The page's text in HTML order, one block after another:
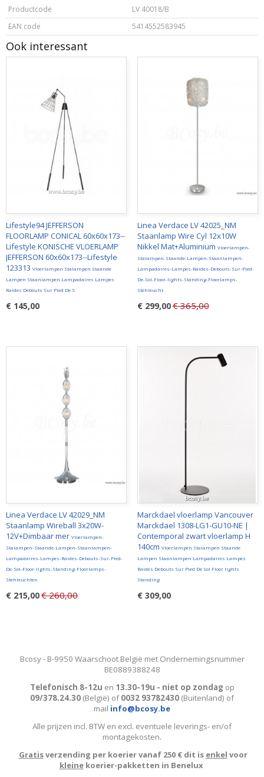
Productcode
LV 40018/B
EAN code
5414552583945
Ook interessant
Lifestyle94 JEFFERSON
FLOORLAMP CONICAL 60x60x173--
Lifestyle KONISCHE VLOERLAMP
JEFFERSON 60x60x173--Lifestyle
123313 Vloerlampen Stalampen Staande
Lampen Staanlampen Lampadaires Lampes
Raides Debouts Sur Pied De S
€ 145,00
Linea Verdace LV 42025_NM
Staanlamp Wire Cyl 12x10W
Nikkel Mat+Aluminium Vloerlampen-
Stalampen-Staande-Lampen-Staanlampen-
Lampadaires-Lampes-Raides-Debouts-Sur-Pied-
De-Sol-Floor-lights-Standing-Floorlamps-
Stehleucht
€ 299,00€ 365,00
Linea Verdace LV 42029_NM
Staanlamp Wireball 3x20W-
12V+Dimbaar mer Vloerlampen-
Stalampen-Staande-Lampen-Staanlampen-
Lampadaires-Lampes-Raides-Debouts-Sur-Pied-
De-Sol-Floor-lights-Standing-Floorlamps-
Stehleuchten
€ 215,00€ 260,00
Marckdael vloerlamp Vancouver
Marckdael 1308-LG1-GU10-NE |
Contemporal zwart vloerlamp H
140cm Vloerlampen Stalampen Staande
Lampen Staanlampen Lampadaires Lampes
Raides Debouts Sur Pied De Sol Floor lights
Standing
€ 309,00
Bcosy - B-9950 Waarschoot België met Ondernemingsnummer
BE0889388248
Telefonisch 8-12u en 13.30-19u - niet op zondag op
09/378.24.30 (België) of0032 93782430 (Buitenland) of
mail info@bcosy.be
Alle prijzen incl. BTW en excl. eventuele leverings- en/of
montagekosten.
Gratisverzending per koerier vanaf 250 € dit is enkel voor
kleinekoerier-pakketten in Benelux